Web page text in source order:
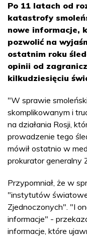
Po 11 latach od
katastrofy
nowe informacje,
pozwolić na
ostatnim roku
opinii od
kilkudziesięciu
"W sprawie
skomplikowanym i
na działania Rosji,
prowadzenie tego
mówił ostatnio w
prokurator generalny
Przypomniał, że w
"instytutów
Zjednoczonych". "I
informacje" -
informacje, które